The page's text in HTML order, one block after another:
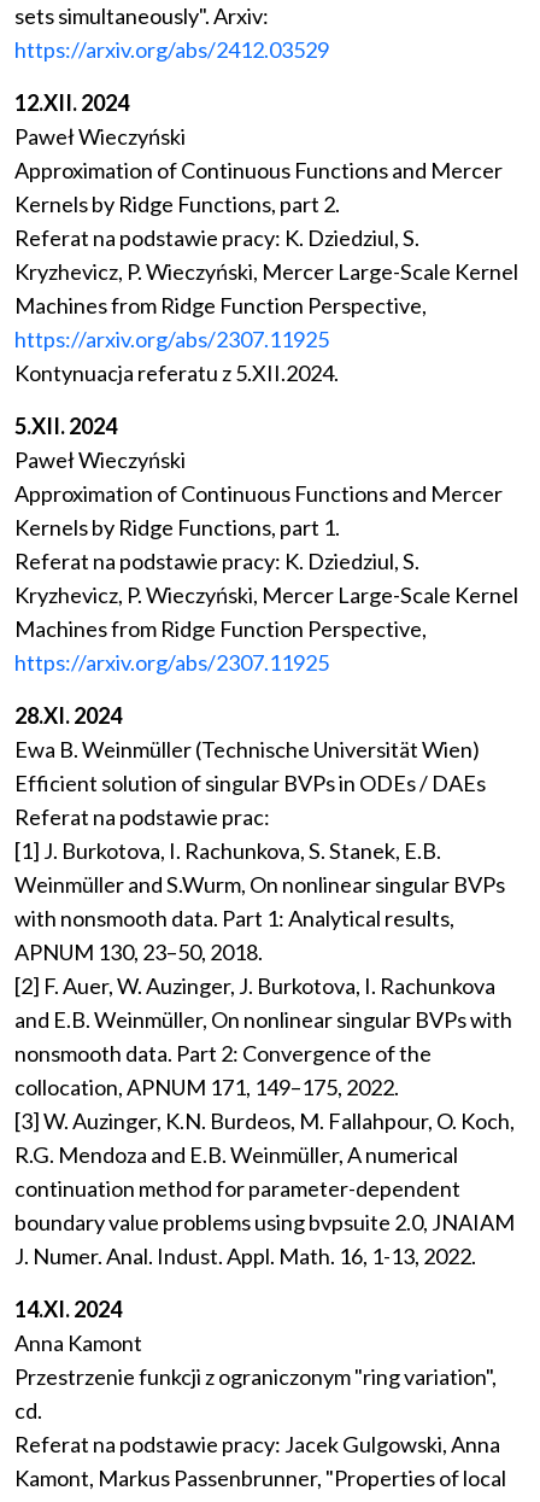
sets simultaneously". Arxiv:
https://arxiv.org/abs/2412.03529
12.XII. 2024
Paweł Wieczyński
Approximation of Continuous Functions and Mercer
Kernels by Ridge Functions, part 2.
Referat na podstawie pracy: K. Dziedziul, S.
Kryzhevicz, P. Wieczyński, Mercer Large-Scale Kernel
Machines from Ridge Function Perspective,
https://arxiv.org/abs/2307.11925
Kontynuacja referatu z 5.XII.2024.
5.XII. 2024
Paweł Wieczyński
Approximation of Continuous Functions and Mercer
Kernels by Ridge Functions, part 1.
Referat na podstawie pracy: K. Dziedziul, S.
Kryzhevicz, P. Wieczyński, Mercer Large-Scale Kernel
Machines from Ridge Function Perspective,
https://arxiv.org/abs/2307.11925
28.XI. 2024
Ewa B. Weinmüller (Technische Universität Wien)
Efficient solution of singular BVPs in ODEs / DAEs
Referat na podstawie prac:
[1] J. Burkotova, I. Rachunkova, S. Stanek, E.B.
Weinmüller and S.Wurm, On nonlinear singular BVPs
with nonsmooth data. Part 1: Analytical results,
APNUM 130, 23–50, 2018.
[2] F. Auer, W. Auzinger, J. Burkotova, I. Rachunkova
and E.B. Weinmüller, On nonlinear singular BVPs with
nonsmooth data. Part 2: Convergence of the
collocation, APNUM 171, 149–175, 2022.
[3] W. Auzinger, K.N. Burdeos, M. Fallahpour, O. Koch,
R.G. Mendoza and E.B. Weinmüller, A numerical
continuation method for parameter-dependent
boundary value problems using bvpsuite 2.0, JNAIAM
J. Numer. Anal. Indust. Appl. Math. 16, 1-13, 2022.
14.XI. 2024
Anna Kamont
Przestrzenie funkcji z ograniczonym "ring variation",
cd.
Referat na podstawie pracy: Jacek Gulgowski, Anna
Kamont, Markus Passenbrunner, "Properties of local